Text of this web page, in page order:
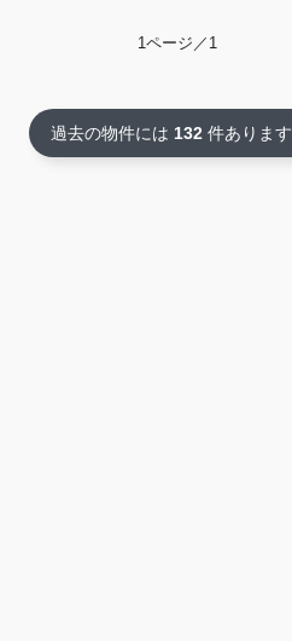
1ページ／1
過去の物件には 132 件あります